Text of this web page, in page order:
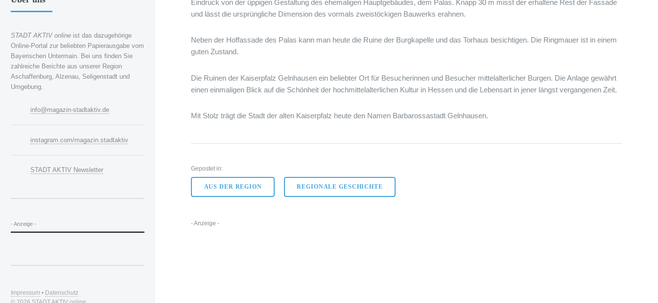
Eindruck von der üppigen Gestaltung des ehemaligen Hauptgebäudes, dem Palas. Knapp 30 m misst der erhaltene Rest der Fassade
und lässt die ursprüngliche Dimension des vormals zweistöckigen Bauwerks erahnen.
Neben der Hoffassade des Palas kann man heute die Ruine der Burgkapelle und das Torhaus besichtigen. Die Ringmauer ist in einem
guten Zustand.
Die Ruinen der Kaiserpfalz Gelnhausen ein beliebter Ort für Besucherinnen und Besucher mittelalterlicher Burgen. Die Anlage gewährt
einen einmaligen Blick auf die Schönheit der hochmittelalterlichen Kultur in Hessen und die Lebensart in jener längst vergangenen Zeit.
Mit Stolz trägt die Stadt der alten Kaiserpfalz heute den Namen Barbarossastadt Gelnhausen.
Gepostet in:
AUS DER REGION REGIONALE GESCHICHTE
- Anzeige -
STADT AKTIV online ist das dazugehörige
Online-Portal zur beliebten Papierausgabe vom
Bayerischen Untermain. Bei uns finden Sie
zahlreiche Berichte aus unserer Region
Aschaffenburg, Alzenau, Seligenstadt und
Umgebung.
info@magazin-stadtaktiv.de
instagram.com/magazin.stadtaktiv
STADT AKTIV Newsletter
- Anzeige -
Impressum • Datenschutz